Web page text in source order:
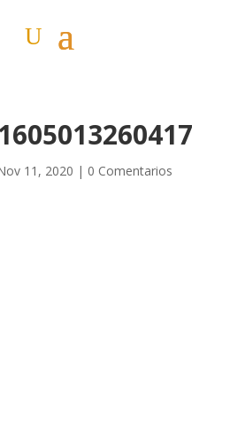
11, 2020 | 0 Comentarios